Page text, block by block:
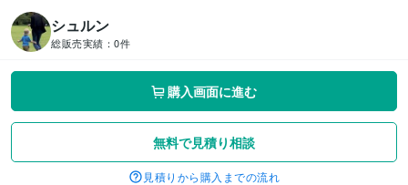
シュルン
総販売実績： 0件
購入画面に進む
無料で見積り相談
見積りから購入までの流れ